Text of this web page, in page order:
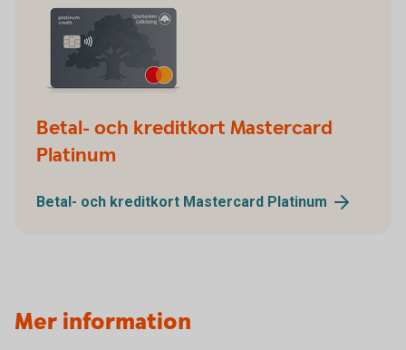
Betal- och kreditkort Mastercard
Platinum
Betal- och kreditkort Mastercard Platinum
Mer information